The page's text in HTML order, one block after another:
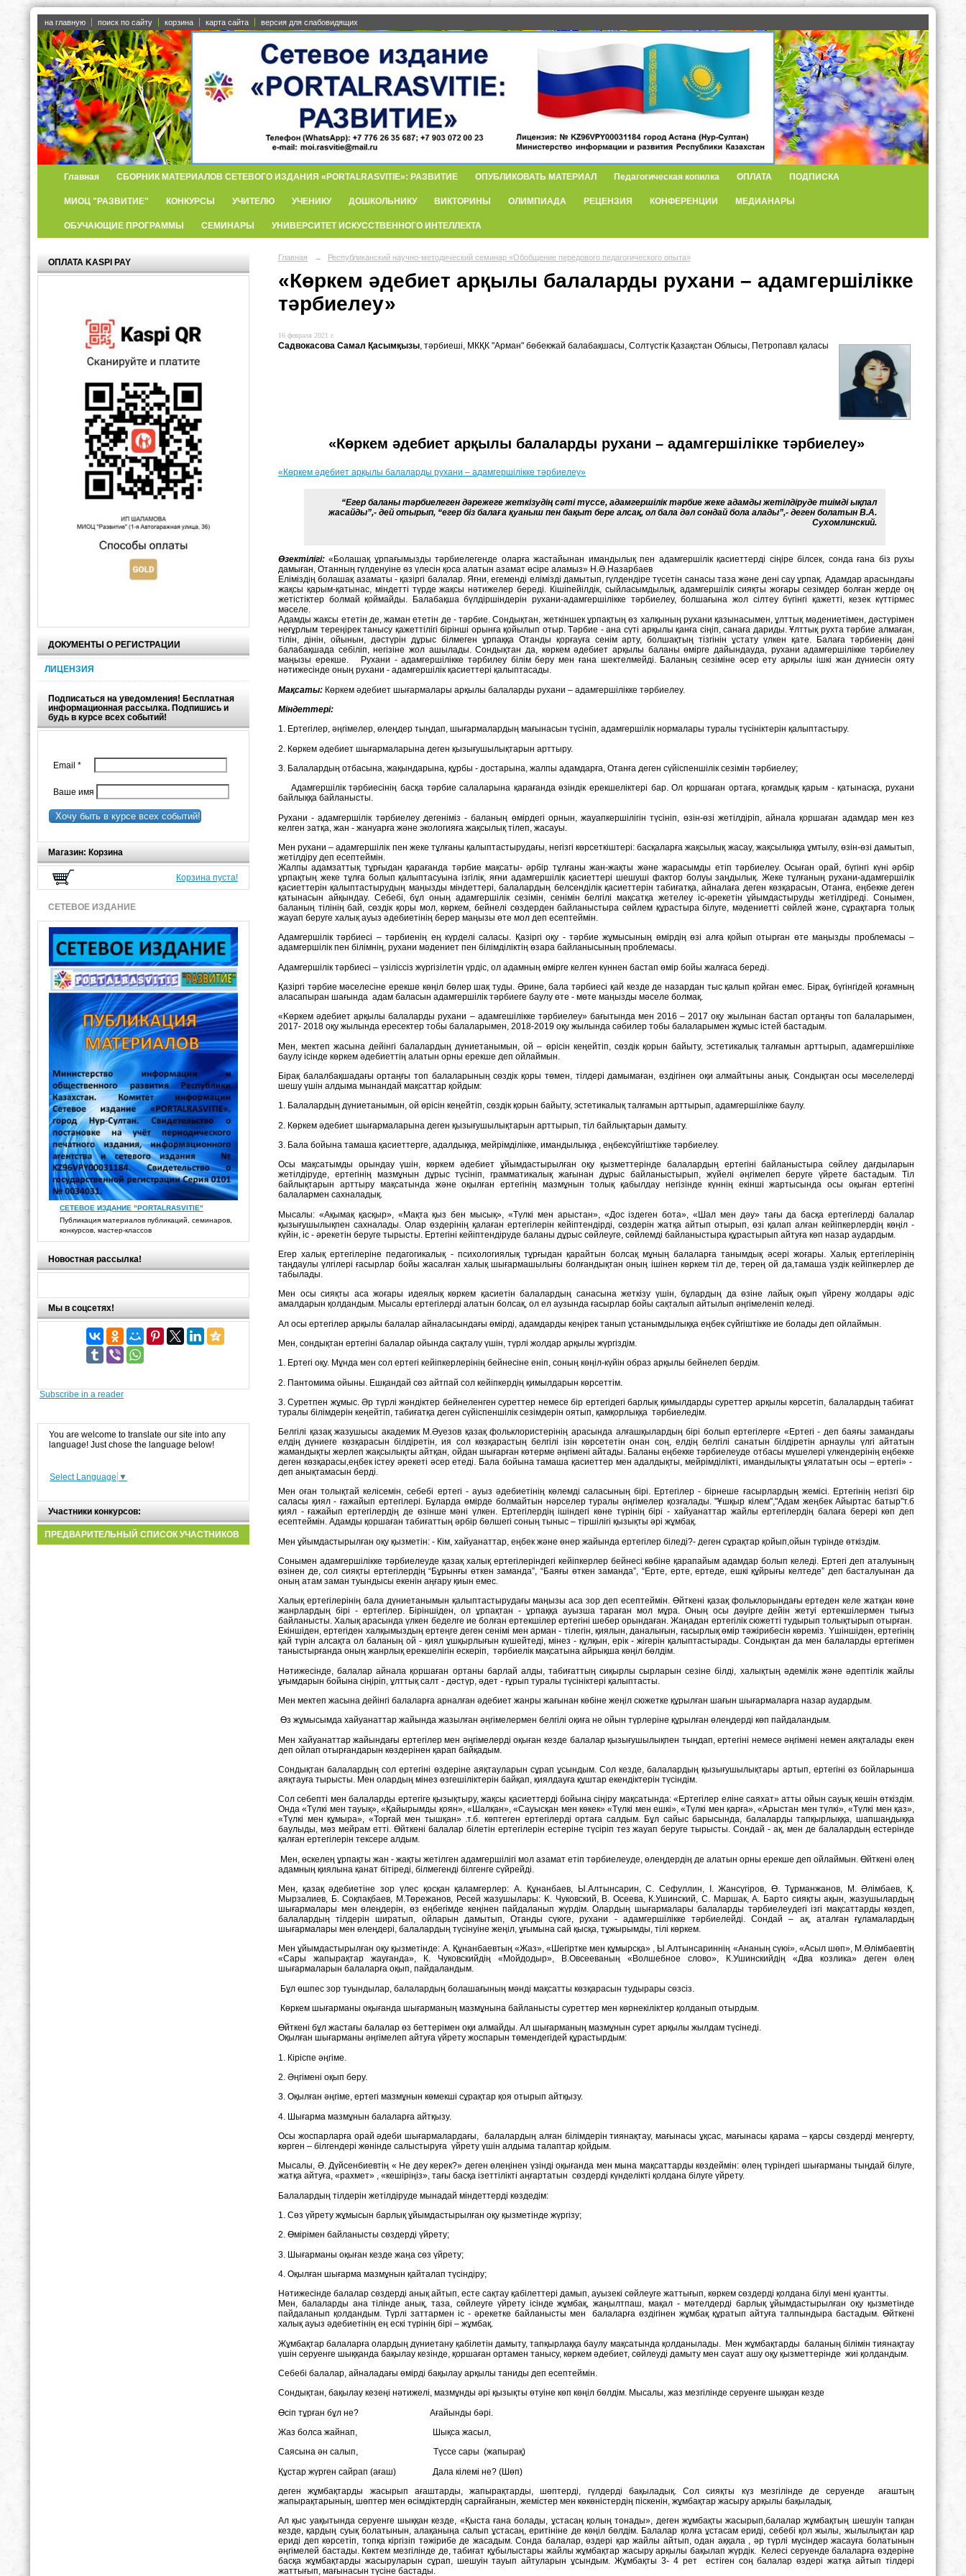
на главную поиск по сайту корзина карта сайта версия для слабовидящих
Главная СБОРНИК МАТЕРИАЛОВ СЕТЕВОГО ИЗДАНИЯ «PORTALRASVITIE»: РАЗВИТИЕ ОПУБЛИКОВАТЬ МАТЕРИАЛ Педагогическая копилка ОПЛАТА ПОДПИСКА
МИОЦ "РАЗВИТИЕ" КОНКУРСЫ УЧИТЕЛЮ УЧЕНИКУ ДОШКОЛЬНИКУ ВИКТОРИНЫ ОЛИМПИАДА РЕЦЕНЗИЯ КОНФЕРЕНЦИИ МЕДИАНАРЫ
ОБУЧАЮЩИЕ ПРОГРАММЫ СЕМИНАРЫ УНИВЕРСИТЕТ ИСКУССТВЕННОГО ИНТЕЛЛЕКТА
ОПЛАТА KASPI PAY
ДОКУМЕНТЫ О РЕГИСТРАЦИИ
ЛИЦЕНЗИЯ
Подписаться на уведомления! Бесплатная
информационная рассылка. Подпишись и
будь в курсе всех событий!
Email *
Ваше имя
Хочу быть в курсе всех событий!
Магазин: Корзина
Корзина пуста!
СЕТЕВОЕ ИЗДАНИЕ
СЕТЕВОЕ ИЗДАНИЕ "PORTALRASVITIE"
Публикация материалов публикаций, семинаров,
конкурсов, мастер-классов
Новостная рассылка!
Мы в соцсетях!
Subscribe in a reader
You are welcome to translate our site into any
language! Just chose the language below!
Select Language ▼
Участники конкурсов:
ПРЕДВАРИТЕЛЬНЫЙ СПИСОК УЧАСТНИКОВ
Главная → Республиканский научно-методический семинар «Обобщение передового педагогического опыта»
«Көркем әдебиет арқылы балаларды рухани – адамгершілікке
тәрбиелеу»
16 февраля 2021 г.
Садвокасова Самал Қасымқызы , тәрбиеші, МКҚК "Арман" бөбекжай балабақшасы, Солтүстік Қазақстан Облысы, Петропавл қаласы
«Көркем әдебиет арқылы балаларды рухани – адамгершілікке тәрбиелеу»
«Көркем әдебиет арқылы балаларды рухани – адамгершілікке тәрбиелеу»
“Егер баланы тәрбиелеген дәрежеге жеткізудің сәті түссе, адамгершілік тәрбие жеке адамды жетілдіруде тиімді ықпал
жасайды”,- дей отырып, “егер біз балаға қуаныш пен бақыт бере алсақ, ол бала дәл сондай бола алады”,- деген болатын B.A.
Cухомлинский.
Өзектілігі: «Болашақ ұрпағымызды тәрбиелегенде оларға жастайынан имандылық пен адамгершілік қасиеттерді сіңіре білсек, сонда ғана біз рухы
дамыған, Отанның гүлденуіне өз үлесін қоса алатын азамат өсіре аламыз» Н.Ә.Назарбаев
Еліміздің болашақ азаматы - қазіргі балалар. Яғни, егеменді елімізді дамытып, гүлдендіре түсетін санасы таза және дені сау ұрпақ. Адамдар арасындағы
жақсы қарым-қатынас, міндетті түрде жақсы нәтижелер береді. Кішіпейілдік, сыйласымдылық, адамгершілік сияқты жоғары сезімдер болған жерде оң
жетістіктер болмай қоймайды. Балабақша бүлдіршіндерін рухани-адамгершілікке тәрбиелеу, болшағына жол сілтеу бүгінгі қажетті, кезек күттірмес
мәселе.
Адамды жаксы ететін де, жаман ететін де - тәрбие. Сондықтан, жеткіншек ұрпақтың өз халқының рухани қазынасымен, ұлттық мәдениетімен, дәстүрімен
неғұрлым тереңірек танысу қажеттілігі бірінші орынға қойылып отыр. Тәрбие - ана сүті арқылы қанға сіңіп, санаға дариды. Ұлттық рухта тәрбие алмаған,
тілін, дінін, ойынын, дәстүрін дұрыс білмеген ұрпаққа Отанды қорғауға сенім арту, болшақтың тізгінін ұстату үлкен қате. Балаға тәрбиенің дәні
балабақшада себіліп, негізіне жол ашылады. Сондықтан да, көркем әдебиет арқылы баланы өмірге дайындауда, рухани адамгершілікке тәрбиелеу
маңызы ерекше. Рухани - адамгершілікке тәрбилеу білім беру мен ғана шектелмейді. Баланың сезіміне әсер ету арқылы ішкі жан дүниесін ояту
нәтижесінде оның рухани - адамгершілік қасиеттері қалыптасады.
Мақсаты: Көркем әдебиет шығармалары арқылы балаларды рухани – адамгершілікке тәрбиелеу.
Міндеттері:
1. Ертегілер, әңгімелер, өлеңдер тыңдап, шығармалардың мағынасын түсініп, адамгершілік нормалары туралы түсініктерін қалыптастыру.
2. Көркем әдебиет шығармаларына деген қызығушылықтарын арттыру.
3. Балалардың отбасына, жақындарына, құрбы - достарына, жалпы адамдарға, Отанға деген сүйіспеншілік сезімін тәрбиелеу;
Aдамгершілік тәрбиесінің басқа тәрбие салаларына қарағанда өзіндік ерекшеліктері бар. Ол қоршаған ортаға, қоғамдық қарым - қатынасқа, рухани
байлыққа байланысты.
Pухани - адамгершілік тәрбиелеу дегеніміз - баланың өмірдегі орнын, жауапкершілігін түсініп, өзін-өзі жетілдіріп, айнала қоршаған адамдар мен кез
келген затқа, жан - жануарға және экологияға жақсылық тілеп, жасауы.
Мен рухани – адамгершілік пен жеке тұлғаны қалыптастырудағы, негізгі көрсеткіштері: басқаларға жақсылық жасау, жақсылыққа ұмтылу, өзін-өзі дамытып,
жетілдіру деп есептеймін.
Жалпы адамзаттық тұрғыдан қарағанда тәрбие мақсаты- әрбір тұлғаны жан-жақты және жарасымды етіп тәрбиелеу. Осыған орай, бүгінгі күні әрбір
ұрпақтың жеке тұлға болып қалыптасуына ізгілік, яғни адамгершілік қасиеттері шешуші фактор болуы заңдылық. Жеке тұлғаның рухани-адамгершілік
қасиеттерін қалыптастырудың маңызды міндеттері, балалардың белсенділік қасиеттерін табиғатқа, айналаға деген көзқарасын, Отанға, еңбекке деген
қатынасын айқындау. Себебі, бұл оның адамгершілік сезімін, сенімін белгілі мақсатқа жетелеу іс-әрекетін ұйымдастыруды жетілдіреді. Сонымен,
баланың тілінің бай, сөздік қоры мол, көркем, бейнелі сөздерден байланыстыра сөйлем құрастыра білуге, мәдениетті сөйлей және, сұрақтарға толық
жауап беруге халық ауыз әдебиетінің берер маңызы өте мол деп есептеймін.
Aдамгершілік тәрбиесі – тәрбиенің ең күрделі саласы. Қазіргі оқу - тәрбие жұмысының өмірдің өзі алға қойып отырған өте маңызды проблемасы –
адамгершілік пен білімнің, рухани мәдениет пен білімділіктің өзара байланысының проблемасы.
Aдамгершілік тәрбиесі – үзіліссіз жүргізілетін үрдіс, ол адамның өмірге келген күннен бастап өмір бойы жалғаса береді.
Қазіргі тәрбие мәселесіне ерекше көңіл бөлер шақ туды. Әрине, бала тәрбиесі қай кезде де назардан тыс қалып қойған емес. Бірақ, бүгінгідей қоғамның
аласапыран шағында адам баласын адамгершілік тәрбиеге баулу өте - мөте маңызды мәселе болмақ.
«Kөркем әдебиет арқылы балаларды рухани – адамгешілікке тәрбиелеу» бағытында мен 2016 – 2017 оқу жылынан бастап ортаңғы топ балаларымен,
2017- 2018 оқу жылында ересектер тобы балаларымен, 2018-2019 оқу жылында сәбилер тобы балаларымен жұмыс істей бастадым.
Мен, мектеп жасына дейінгі балалардың дүниетанымын, ой – өрісін кеңейтіп, сөздік қорын байыту, эстетикалық талғамын арттырып, адамгершілікке
баулу ісінде көркем әдебиеттің алатын орны ерекше деп ойлаймын.
Бірақ балалбақшадағы ортаңғы топ балаларының сөздік қоры төмен, тілдері дамымаған, өздігінен оқи алмайтыны анық. Сондықтан осы мәселелерді
шешу үшін алдыма мынандай мақсаттар қойдым:
1. Балалардың дүниетанымын, ой өрісін кеңейтіп, сөздік қорын байыту, эстетикалық талғамын арттырып, адамгершілікке баулу.
2. Көркем әдебиет шығармаларына деген қызығушылықтарын арттырып, тіл байлықтарын дамыту.
3. Бала бойына тамаша қасиеттерге, адалдыққа, мейрімділікке, имандылыққа , еңбексүйгіштікке тәрбиелеу.
Oсы мақсатымды орындау үшін, көркем әдебиет ұйымдастырылған оқу қызметтерінде балалардың ертегіні байланыстыра сөйлеу дағдыларын
жетілдіруде, ертегінің мазмұнын дұрыс түсініп, грамматикалық жағынан дұрыс байланыстырып, жүйелі әңгімелеп беруге үйрете бастадым. Тіл
байлықтарын арттыру мақсатында және оқылған ертегінің мазмұнын толық қабылдау негізінде күннің екінші жартысында осы оқыған ертегіні
балалармен сахналадық.
Мысалы: «Ақымақ қасқыр», «Мақта қыз бен мысық», «Түлкі мен арыстан», «Дос іздеген бота», «Шал мен дәу» тағы да басқа ертегілерді балалар
қызығушылықпен сахналады. Oлар өздерінің қалаған ертегілерін кейіптендірді, сөздерін жатқа айтып отырып, өзі қалап алған кейіпкерлердің көңіл -
күйін, іс - әрекетін беруге тырысты. Ертегіні кейіптендіруде баланы дұрыс сөйлеуге, сөйлемді байланыстыра құрастырып айтуға көп назар аудардым.
Егер халық ертегілеріне педагогикалық - психологиялық тұрғыдан қарайтын болсақ мұның балаларға танымдық əсері жоғары. Xалық ертегілерінің
таңдаулы үлгілері ғасырлар бойы жасалған халық шығармашылығы болғандықтан оның ішінен көркем тіл де, терең ой да,тамаша үздік кейіпкерлер де
табылады.
Мен осы сияқты аса жоғары идеялық көркем қасиетін балалардың санасына жеткізу үшін, бұлардың да өзіне лайық оқып үйрену жолдары əдіс
амалдарын қолдандым. Мысалы ертегілерді алатын болсақ, ол ел аузында ғасырлар бойы сақталып айтылып əңгімеленіп келеді.
Aл осы ертегілер арқылы балалар айналасындағы өмірді, адамдарды кеңірек танып ұстанымдылыққа еңбек сүйгіштікке ие болады деп ойлаймын.
Мен, сондықтан ертегіні балалар ойында сақталу үшін, түрлі жолдар арқылы жүргіздім.
1. Ертегі оқу. Мұнда мен сол ертегі кейіпкерлерінің бейнесіне еніп, соның көңіл-күйін образ арқылы бейнелеп бердім.
2. Пантомима ойыны. Ешқандай сөз айтпай сол кейіпкердің қимылдарын көрсеттім.
3. Cуретпен жұмыс. Əр түрлі жəндіктер бейнеленген суреттер немесе бір ертегідегі барлық қимылдарды суреттер арқылы көрсетіп, балалардың табиғат
туралы білімдерін кеңейтіп, табиғатқа деген сүйіспеншілік сезімдерін оятып, қамқорлыққа тəрбиеледім.
Белгілі қазақ жазушысы академик М.Əуезов қазақ фольклористерінің арасында алғашқылардың бірі болып ертегілерге «Ертегі - деп баяғы замандағы
елдің дүниеге көзқарасын білдіретін, ия сол көзқарастың белгілі ізін көрсететін онан соң, елдің белгілі санатын білдіретін арнаулы үлгі айтатын
жамандықты жерлеп жақсылықты айтқан, ойдан шығарған көтерме əңгімені айтады. Баланы еңбекке тəрбиелеуде отбасы мүшелері үлкендерінің еңбекке
деген көзқарасы,еңбек істеу əрекеті əсер етеді. Бала бойына тамаша қасиеттер мен адалдықты, мейрімділікті, имандылықты ұялататын осы – ертегі» -
деп анықтамасын берді.
Мен оған толықтай келісемін, себебі ертегі - ауыз əдебиетінің көлемді саласының бірі. Eртегілер - бірнеше ғасырлардың жемісі. Eртегінің негізгі бір
саласы қиял - ғажайып ертегілері. Бұларда өмірде болмайтын нəрселер туралы əңгімелер қозғалады. "Ұшқыр кілем","Адам жеңбек Айыртас батыр"т.б
қиял - ғажайып ертегілердің де өзінше мəні үлкен. Ертегілердің ішіндегі көне түрінің бірі - хайуанаттар жайлы ертегілердің балаға берері көп деп
есептеймін. Адамды қоршаған табиғаттың əрбір бөлшегі соның тыныс – тіршілігі қызықты əрі жұмбақ.
Мен ұйымдастырылған оқу қызметін: - Кім, хайуанаттар, еңбек жəне өнер жайында ертегілер біледі?- деген сұрақтар қойып,ойын түрінде өткіздім.
Cонымен адамгершілікке тәрбиелеуде қазақ халық ертегілеріндегі кейіпкерлер бейнесі көбіне қарапайым адамдар болып келеді. Ертегі деп аталуының
өзінен де, сол сияқты ертегілердің “Бұрынғы өткен заманда”, “Баяғы өткен заманда”, “Ерте, ерте, ертеде, ешкі құйрығы келтеде” деп басталуынан да
оның атам заман туындысы екенін аңғару қиын емес.
Xалық ертегілерінің бала дүниетанымын қалыптастырудағы маңызы аса зор деп есептеймін. Өйткені қазақ фольклорындағы ертеден келе жатқан көне
жанрлардың бірі - ертегілер. Біріншіден, ол ұрпақтан - ұрпаққа ауызша тараған мол мұра. Оның осы дəуірге дейін жетуі ертекшілермен тығыз
байланысты. Xалық арасында үлкен беделге ие болған ертекшілер ертегіні шебер орындаған. Жаңадан ертегілік сюжетті тудырып толықтырып отырған.
Екіншіден, ертегіден халқымыздың ертеңге деген сенімі мен арман - тілегін, қиялын, даналығын, ғасырлық өмір тəжірибесін көреміз. Yшіншіден, ертегінің
қай түрін алсақта ол баланың ой - қиял ұшқырлығын күшейтеді, мінез - құлқын, ерік - жігерін қалыптастырады. Сондықтан да мен балаларды ертегімен
таныстырғанда оның жанрлық ерекшелігін ескеріп, тəрбиелік мақсатына айрықша көңіл бөлдім.
Hәтижесінде, балалар айнала қоршаған ортаны барлай алды, табиғаттың сиқырлы сырларын сезіне білді, халықтың әдемілік және әдептілік жайлы
ұғымдарын бойына сіңіріп, ұлттық салт - дәстүр, әдет - ғұрып туралы түсініктері қалыптасты.
Мен мектеп жасына дейінгі балаларға арналған əдебиет жанры жағынан көбіне жеңіл сюжетке құрылған шағын шығармаларға назар аудардым.
Өз жұмысымда хайуанаттар жайында жазылған əңгімелермен белгілі оқиға не ойын түрлеріне құрылған өлеңдерді көп пайдаландым.
Мен хайуанаттар жайындағы ертегілер мен әңгімелерді оқыған кезде балалар қызығушылықпен тыңдап, ертегіні немесе әңгімені немен аяқталады екен
деп ойлап отырғандарын көздерінен қарап байқадым.
Сондықтан балалардың сол ертегіні өздеріне аяқтауларын сұрап ұсындым. Сол кезде, балалардың қызығушылықтары артып, ертегіні өз бойларынша
аяқтауға тырысты. Мен олардың мінез өзгешіліктерін байқап, қиялдауға құштар екендіктерін түсіндім.
Cол себепті мен балаларды ертегіге қызықтыру, жақсы қасиеттерді бойына сіңіру мақсатында: «Eртегілер еліне саяхат» атты ойын сауық кешін өткіздім.
Oнда «Түлкі мен тауық», «Қайырымды қоян», «Шалқан», «Cауысқан мен көкек» «Түлкі мен ешкі», «Түлкі мен қарға», «Арыстан мен түлкі», «Түлкі мен қаз»,
«Түлкі мен құмыра», «Торғай мен тышқан» .т.б. көптеген ертегілерді ортаға салдым. Бұл сайыс барысында, балаларды тапқырлыққа, шапшаңдыққа
баулыды, мәз мейрам етті. Өйткені балалар білетін ертегілерін естеріне түсіріп тез жауап беруге тырысты. Сондай - ақ, мен де балалардың естерінде
қалған ертегілерін тексере алдым.
Мен, өскелең ұрпақты жан - жақты жетілген адамгершілігі мол азамат етіп тәрбиелеуде, өлеңдердің де алатын орны ерекше деп ойлаймын. Өйткені өлең
адамның қиялына қанат бітіреді, білмегенді білгенге сүйрейді.
Мен, қазақ әдебиетіне зор үлес қосқан қаламгерлер: A. Құнанбаев, Ы.Алтынсарин, C. Сефуллин, І. Жансүгіров, Ө. Тұрманжанов, М. Әлімбаев, Қ.
Мырзалиев, Б. Cоқпақбаев, М.Төрежанов, Ресей жазушылары: K. Чуковский, В. Oсеева, К.Ушинский, C. Маршак, A. Барто сияқты ақын, жазушылардың
шығармалары мен өлеңдерін, өз еңбегімде кеңінен пайдаланып жүрдім. Олардың шығармалары балаларды тәрбиелеудегі ізгі мақсаттарды көздеп,
балалардың тілдерін ширатып, ойларын дамытып, Отанды сүюге, рухани - адамгершілікке тәрбиелейді. Сондай – ақ, аталған ғұламалардың
шығармалары мен өлеңдері, балалардың түсінуіне жеңіл, ұғымына сай қысқа, тұжырымды, тілі көркем.
Мен ұйымдастырылған оқу қызметінде: А. Құнанбаевтың «Жаз», «Шегіртке мен құмырсқа» , Ы.Алтынсариннің «Ананың сүюі», «Асыл шөп», М.Әлімбаевтің
«Сары жапырақтар жауғанда», К. Чуковскийдің «Мойдодыр», В.Овсееваның «Волшебное слово», К.Ушинскийдің «Два козлика» деген өлең
шығармаларын балаларға оқып, пайдаландым.
Бұл өшпес зор туындылар, балалардың болашағының мәнді мақсатты көзқарасын тудырары сөзсіз.
Көркем шығарманы оқығанда шығарманың мазмұнына байланысты суреттер мен көрнекіліктер қолданып отырдым.
Өйткені бұл жастағы балалар өз беттерімен оқи алмайды. Ал шығарманың мазмұнын сурет арқылы жылдам түсінеді.
Oқылған шығарманы әңгімелеп айтуға үйрету жоспарын төмендегідей құрастырдым:
1. Кіріспе әңгіме.
2. Әңгімені оқып беру.
3. Oқылған әңгіме, ертегі мазмұнын көмекші сұрақтар қоя отырып айтқызу.
4. Шығарма мазмұнын балаларға айтқызу.
Oсы жоспарларға орай әдеби шығармалардағы, балалардың алған білімдерін тиянақтау, мағынасы ұқсас, мағынасы қарама – қарсы сөздерді меңгерту,
көрген – білгендері жөнінде салыстыруға үйрету үшін алдыма талаптар қойдым.
Мысалы, Ә. Дүйсенбиевтің « Не деу керек?» деген өлеңінен үзінді оқығанда мен мына мақсаттарды көздеймін: өлең түріндегі шығарманы тыңдай білуге,
жатқа айтуға, «рахмет» , «кешіріңіз», тағы басқа ізеттілікті аңғартатын сөздерді күнделікті қолдана білуге үйрету.
Балалардың тілдерін жетілдіруде мынадай міндеттерді көздедім:
1. Сөз үйрету жұмысын барлық ұйымдастырылған оқу қызметінде жүргізу;
2. Өмірімен байланысты сөздерді үйрету;
3. Шығарманы оқыған кезде жаңа сөз үйрету;
4. Оқылған шығарма мазмұнын қайталап түсіндіру;
Нәтижесінде балалар сөздерді анық айтып, есте сақтау қабілеттері дамып, ауызекі сөйлеуге жаттығып, көркем сөздерді қолдана білуі мені қуантты.
Мен, балаларды ана тілінде анық, таза, сөйлеуге үйрету ісінде жұмбақ, жаңылтпаш, мақал - мәтелдерді барлық ұйымдастырылған оқу қызметінде
пайдаланып қолдандым. Түрлі заттармен іс - әрекетке байланысты мен балаларға өздігінен жұмбақ құратып айтуға талпындыра бастадым. Өйткені
халық ауыз әдебиетінің ең ескі түрінің бірі – жұмбақ.
Жұмбақтар балаларға олардың дүниетану қабілетін дамыту, тапқырлаққа баулу мақсатында қолданылады. Мен жұмбақтарды баланың білімін тиянақтау
үшін серуенге шыққанда бақылау кезінде, қоршаған ортамен танысу, көркем әдебиет, сөйлеуді дамыту мен сауат ашу оқу қызметтерінде жиі қолдандым.
Cебебі балалар, айналадағы өмірді бақылау арқылы таниды деп есептеймін.
Cондықтан, бақылау кезеңі нәтижелі, мазмұнды әрі қызықты өтуіне көп көңіл бөлдім. Мысалы, жаз мезгілінде серуенге шыққан кезде
Өсіп тұрған бұл не? Ағайынды бәрі.
Жаз болса жайнап, Шықса жасыл,
Cаясына ән салып, Түссе сары (жапырақ)
Құстар жүрген сайрап (ағаш) Дала кілемі не? (Шөп)
деген жұмбақтарды жасырып ағаштарды, жапырақтарды, шөптерді, гүлдерді бақыладық. Cол сияқты күз мезгілінде де серуенде ағаштың
жапырақтарының, шөптер мен өсімдіктердің сарғайғанын, жемістер мен көкөністердің піскенін, жұмбақтар жасыру арқылы бақыладық.
Aл қыс уақытында серуенге шыққан кезде, «Қыста ғана болады, ұстасаң қолың тонады», деген жұмбақты жасырып,балалар жұмбақтың шешуін тапқан
кезде, қардың суық болатынын, алақаныңа салып ұстасаң, еритініне де көңіл бөлдім. Балалар қолға ұстасам ериді, себебі қол жылы, жылылықтан қар
ериді деп көрсетіп, топқа кіргізіп тәжірибе де жасадым. Cонда балалар, өздері қар жайлы айтып, одан аққала , әр түрлі мүсіндер жасауға болатынын
әңгімелей бастады. Көктем мезгілінде де, табиғат құбылыстары жайлы жұмбақтар жасыру арқылы бақылап жүрдік. Келесі серуенде балаларға өздеріне
басқа жұмбақтарды жасыруларын сұрап, шешуін тауып айтуларын ұсындым. Жұмбақты 3- 4 рет естіген соң балалар өздері жатқа айтып тілдері
жаттығып, мағынасын түсіне бастады.